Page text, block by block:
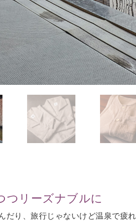
つリーズナブルに
だり、旅行じゃないけど温泉で疲